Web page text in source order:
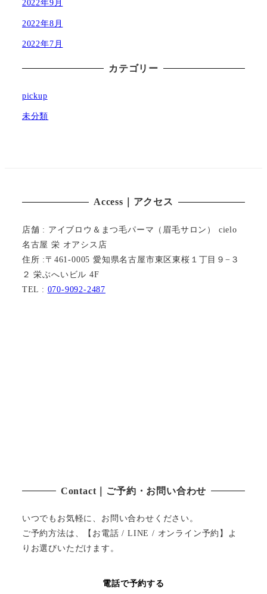
2022年9月
2022年8月
2022年7月
カテゴリー
pickup
未分類
Access｜アクセス
店舗 : アイブロウ＆まつ毛パーマ（眉毛サロン） cielo
名古屋 栄 オアシス店
住所 :〒461-0005 愛知県名古屋市東区東桜１丁目９−３
２ 栄ぶへいビル 4F
TEL : 070-9092-2487
Contact｜ご予約・お問い合わせ
いつでもお気軽に、お問い合わせください。
ご予約方法は、【お電話 / LINE / オンライン予約】よ
りお選びいただけます。
電話で予約する